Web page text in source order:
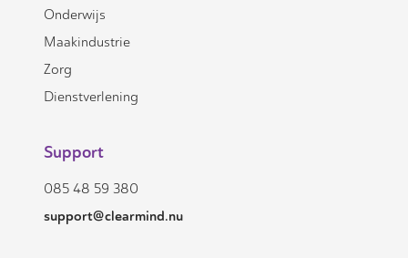
Onderwijs
Maakindustrie
Zorg
Dienstverlening
Support
085 48 59 380
support@clearmind.nu